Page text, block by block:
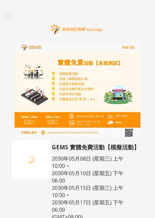
GEMS 實體免費活動【模擬活動】
2030年05月08日 (星期三) 上午
10:00 ~
2030年05月10日 (星期五) 下午
06:00
2030年05月15日 (星期三) 上午
10:00 ~
2030年05月17日 (星期五) 下午
06:00